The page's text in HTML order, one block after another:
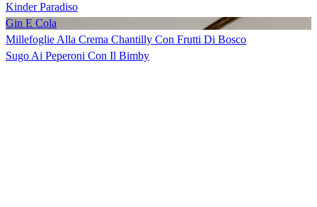
Kinder Paradiso
Gin E Cola
Millefoglie Alla Crema Chantilly Con Frutti Di Bosco
Sugo Ai Peperoni Con Il Bimby